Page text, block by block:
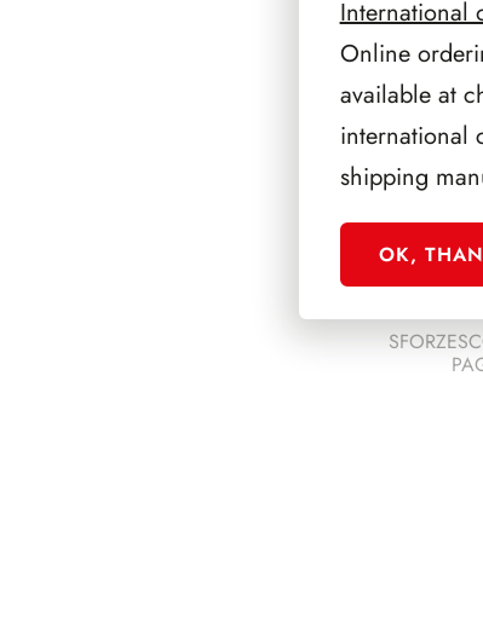
International
Online
available at
international
shipping
OK,